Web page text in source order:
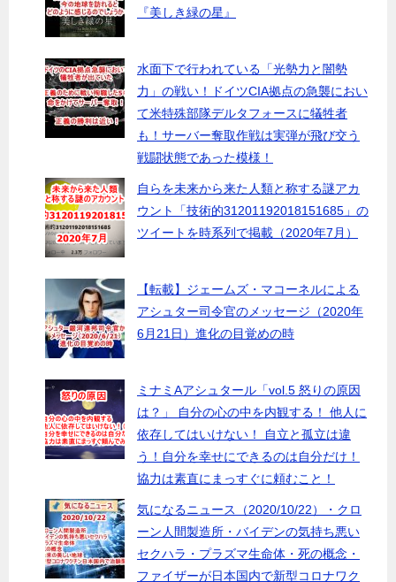
『美しき緑の星』
水面下で行われている「光勢力と闇勢
力」の戦い！ドイツCIA拠点の急襲におい
て米特殊部隊デルタフォースに犠牲者
も！サーバー奪取作戦は実弾が飛び交う
戦闘状態であった模様！
自らを未来から来た人類と称する謎アカ
ウント「技術的31201192018151685」の
ツイートを時系列で掲載（2020年7月）
【転載】ジェームズ・マコーネルによる
アシュター司令官のメッセージ（2020年
6月21日）進化の目覚めの時
ミナミAアシュタール「vol.5 怒りの原因
は？」 自分の心の中を内観する！ 他人に
依存してはいけない！ 自立と孤立は違
う！自分を幸せにできるのは自分だけ！
協力は素直にまっすぐに頼むこと！
気になるニュース（2020/10/22）・クロ
ーン人間製造所・バイデンの気持ち悪い
セクハラ・プラズマ生命体・死の概念・
ファイザーが日本国内で新型コロナワク